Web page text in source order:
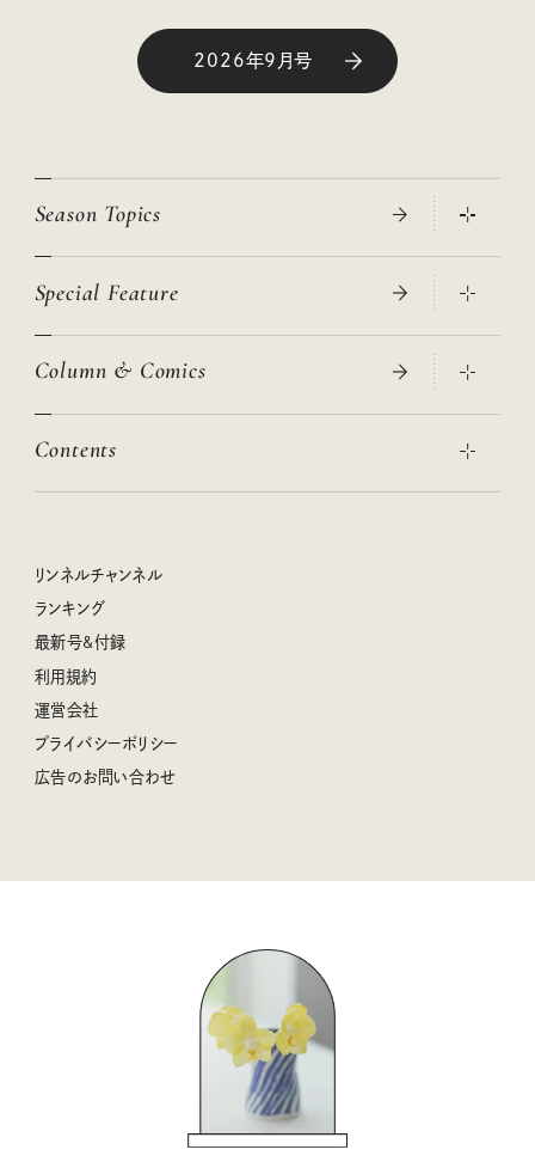
2026年9月号
Season Topics
真夏のひんやりグッズ 2026
ニトリ・イケア・無印良品で賢くおしゃれなインテリア
絶品、お餅レシピ大集合！
クラフトビール案内
Special Feature
2026年春夏 トレンドファッションニュース
女子旅おすすめスポット 暮らすように心地いいリンネル旅ガイ
リンネル 暮らしの道具大賞
ナチュラルメイクレッスン
喜ばれる贈り物手帖
猫と一緒に心地いい暮らし
Column & Comics
ぐれいさん
空想喫茶トラノコクさんのあの店この店、喫茶訪問日記
圷みほさんのゆるっと週末キャンプ通信
豆柴・まもるくんの旅日記
柳沢小実さんのお散歩するようなゆるり旅
valoさんのかわいいもの探し
コウケンテツのヒトワザ巡り
ノーラのフィンランド旅気分
吉田羊さんの着物と12のアソビゴコロ
長谷川あかりさんの今週もお疲れ様つまみ
Contents
リンネル暮らし部
リンネルチャンネル
おぱんつ君のわくわく楽しい一週間占い
毎日が心地よくなるリンネルタロット
リンネルチャンネル
ランキング
最新号&付録
利用規約
運営会社
プライバシーポリシー
広告のお問い合わせ